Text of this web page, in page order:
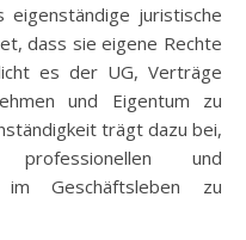
eigenständige juristische
dass sie eigene Rechte
es der UG, Verträge
und Eigentum zu
trägt dazu bei,
und
im Geschäftsleben zu